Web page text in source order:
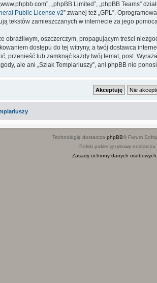
„www.phpbb.com”, „phpBB Limited”, „phpBB
Public License v2” zwanej też „GPL”.
tekstów zamieszczanych w internecie za jego
obraźliwym, oszczerczym, propagującym treści
dostępu do tej witryny, a twój dostawca
przenieść lub zamknąć każdy twój temat, post.
ale ani „Szlak Templariuszy”, ani phpBB nie
Technologię dostarcza phpBB® Forum
Polski pakiet językowy dostarcza
Zasady ochrony danych osobowych